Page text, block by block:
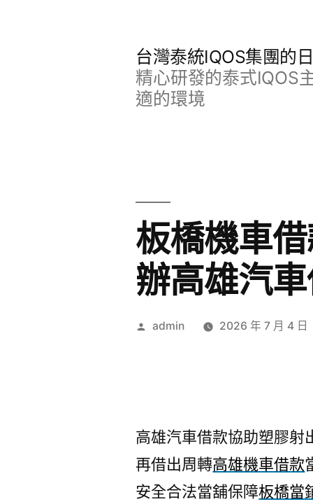
台灣泰統IQOS集團的
精心研發的泰式IQOS
適的環境
板橋機車
辦高雄汽
作
admin 2026 年 7 月 4 日
高雄汽車借款協助塑膠射
再借出周轉高雄機車借款
安全合法當舖保障板橋當